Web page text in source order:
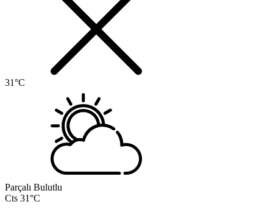
31°C
Parçalı Bulutlu
Cts 31°C